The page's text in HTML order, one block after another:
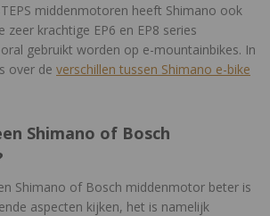
middenmotoren heeft Shimano ook
zeer krachtige EP6 en EP8 series
gebruikt worden op e-mountainbikes. In
over de verschillen tussen Shimano e-bike
Shimano of Bosch
Shimano of Bosch middenmotor beter is
aspecten kijken, het is namelijk